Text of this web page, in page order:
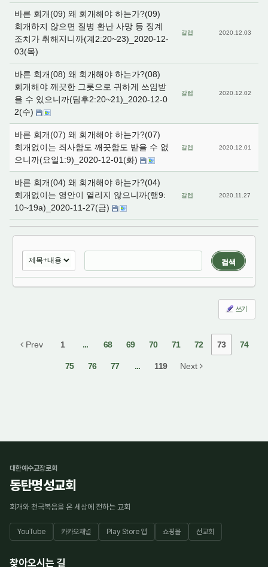
바른 회개(09) 왜 회개해야 하는가?(09)
회개하지 않으면 질병 환난 사망 등 징계
조치가 취해지니까(계2:20~23)_2020-12-
03(목)
갈렙 2020.12.03
바른 회개(08) 왜 회개해야 하는가?(08)
회개해야 깨끗한 그릇으로 귀하게 쓰임받
을 수 있으니까(딤후2:20~21)_2020-12-0
2(수)
갈렙 2020.12.02
바른 회개(07) 왜 회개해야 하는가?(07)
회개없이는 죄사함도 깨끗함도 받을 수 없
으니까(요일1:9)_2020-12-01(화)
갈렙 2020.12.01
바른 회개(04) 왜 회개해야 하는가?(04)
회개없이는 영안이 열리지 않으니까(행9:
10~19a)_2020-11-27(금)
갈렙 2020.11.27
검색
쓰기
Prev 1 ... 68 69 70 71 72 73 74
75 76 77 ... 119 Next
대한예수교장로회
동탄명성교회
회개와 천국복음을 온 세상에 전하는 교회
YouTube 카카오채널 Play Store 앱 쇼핑몰 선교회
찾아오시는 길